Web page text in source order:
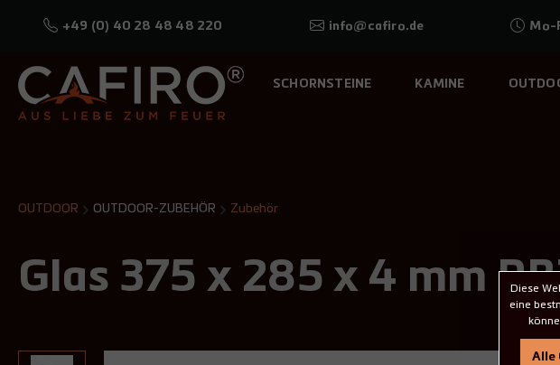
+49 (0) 40 28 48 48 220 info@cafiro.de Mo-
SCHORNSTEINE KAMINE
OUTDOOR OUTDOOR-ZUBEHÖR Zubehör
Glas 375 x 285 x 4 mm
Diese
eine
Alle